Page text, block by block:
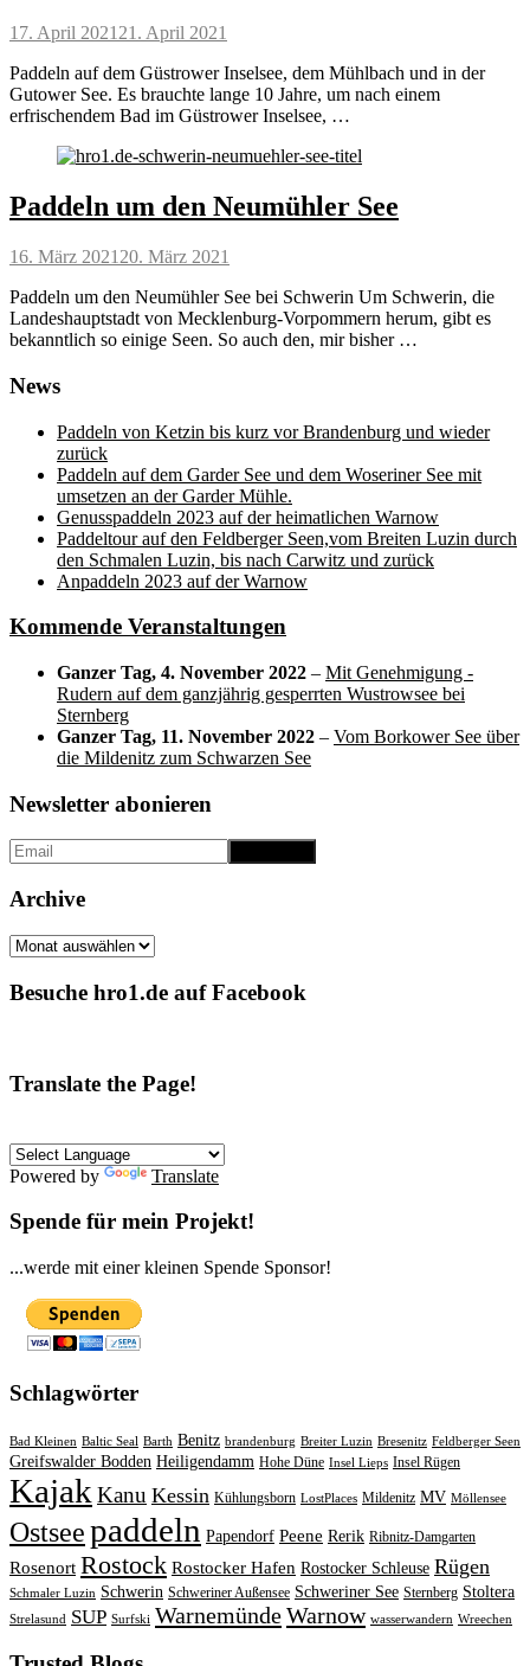
Posted
17. April 2021 21. April 2021
Paddeln auf dem Güstrower Inselsee, dem Mühlbach und in der
Gutower See. Es brauchte lange 10 Jahre, um nach einem
erfrischendem Bad im Güstrower Inselsee, …
Paddeln um den Neumühler See
Posted
16. März 2021 20. März 2021
Paddeln um den Neumühler See bei Schwerin Um Schwerin, die
Landeshauptstadt von Mecklenburg-Vorpommern herum, gibt es
bekanntlich so einige Seen. So auch den, mir bisher …
News
Paddeln von Ketzin bis kurz vor Brandenburg und wieder
zurück
Paddeln auf dem Garder See und dem Woseriner See mit
umsetzen an der Garder Mühle.
Genusspaddeln 2023 auf der heimatlichen Warnow
Paddeltour auf den Feldberger Seen,vom Breiten Luzin durch
den Schmalen Luzin, bis nach Carwitz und zurück
Anpaddeln 2023 auf der Warnow
Kommende Veranstaltungen
Ganzer Tag, 4. November 2022 – Mit Genehmigung -
Rudern auf dem ganzjährig gesperrten Wustrowsee bei
Sternberg
Ganzer Tag, 11. November 2022 – Vom Borkower See über
die Mildenitz zum Schwarzen See
Newsletter abonieren
Archive
Archive
Besuche hro1.de auf Facebook
Translate the Page!
Powered by Translate
Spende für mein Projekt!
...werde mit einer kleinen Spende Sponsor!
Schlagwörter
Bad Kleinen Baltic Seal Barth Benitz brandenburg Breiter Luzin Bresenitz Feldberger Seen
Greifswalder Bodden Heiligendamm Hohe Düne Insel Lieps Insel Rügen
Kajak Kanu Kessin Kühlungsborn LostPlaces Mildenitz MV Möllensee
Ostseepaddeln Papendorf Peene Rerik Ribnitz-Damgarten
Rosenort Rostock Rostocker Hafen Rostocker Schleuse Rügen
Schmaler Luzin Schwerin Schweriner Außensee Schweriner See Sternberg Stoltera
Strelasund SUP Surfski WarnemündeWarnow wasserwandern Wreechen